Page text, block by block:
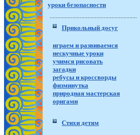
уроки безопасности
Прикольный досуг
играем и развиваемся
нескучные уроки
учимся рисовать
загадки
ребусы и кроссворды
физминутка
природная мастерская
оригами
Стихи детям